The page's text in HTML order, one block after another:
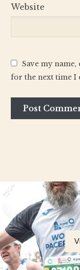
Website
Save my
for the next time I